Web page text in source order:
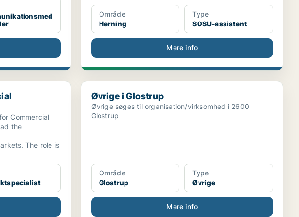
Område
Herning
Type
SOSU-assistent
Mere info
& Induce...
Commercial
the
The role is
Øvrige i Glostrup
Øvrige i Glostrup
Øvrige søges til organisation/virksomhed i 2600
Glostrup
Område
Glostrup
Type
Øvrige
Mere info